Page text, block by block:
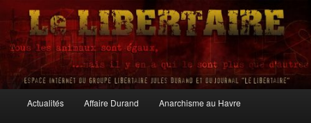
Aller
contenu
principalLe Libertaire
principal
Actualités Affaire Durand Anarchisme au Havre